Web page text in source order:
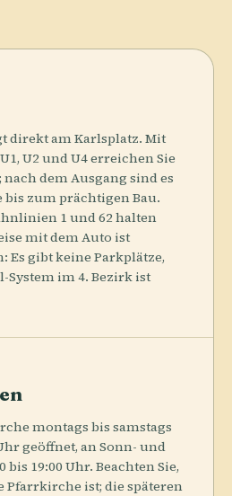
direkt am Karlsplatz. Mit
U2 und U4 erreichen Sie
dem Ausgang sind es
zum prächtigen Bau.
1 und 62 halten
mit dem Auto ist
Es gibt keine Parkplätze,
System im 4. Bezirk ist
montags bis samstags
geöffnet, an Sonn- und
bis 19:00 Uhr. Beachten Sie,
Pfarrkirche ist; die späteren